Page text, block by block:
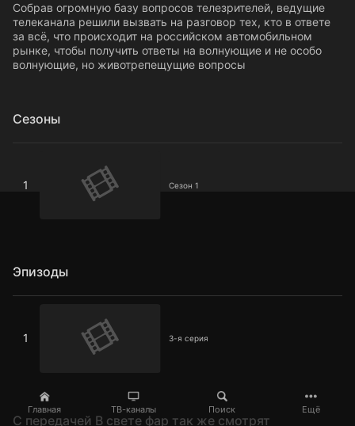
Главная ТВ-каналы Поиск Ещё
Собрав огромную базу вопросов телезрителей, ведущие
телеканала решили вызвать на разговор тех, кто в ответе
за всё, что происходит на российском автомобильном
рынке, чтобы получить ответы на волнующие и не особо
волнующие, но животрепещущие вопросы
Сезоны
1 Сезон 1
Эпизоды
1 3-я серия
C передачей В свете фар так же смотрят